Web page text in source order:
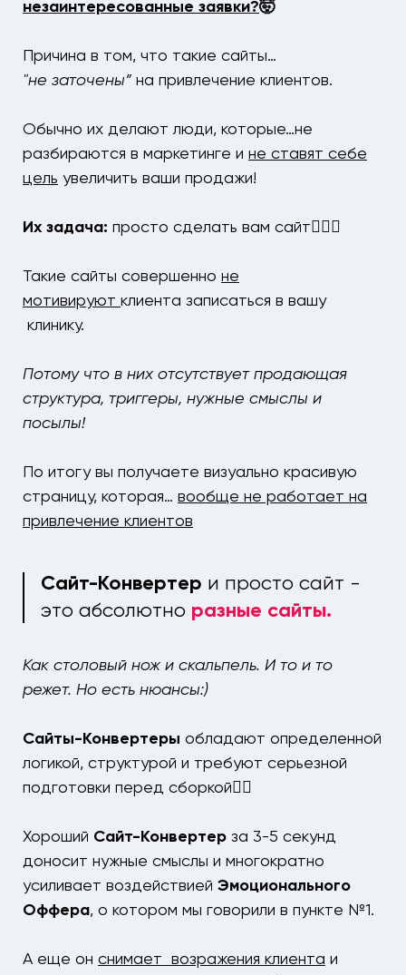
незаинтересованные заявки?🤯
Причина в том, что такие сайты…
"не заточены” на привлечение клиентов.
Обычно их делают люди, которые…не
разбираются в маркетинге и не ставят себе
цель увеличить ваши продажи!
Их задача: просто сделать вам сайт🤷🏻‍♂️
Такие сайты совершенно не
мотивируют клиента записаться в вашу
клинику.
Потому что в них отсутствует продающая
структура, триггеры, нужные смыслы и
посылы!
По итогу вы получаете визуально красивую
страницу, которая… вообще не работает на
привлечение клиентов
Cайт-Конвертер и просто сайт -
это абсолютно разные сайты.
Как столовый нож и скальпель. И то и то
режет. Но есть нюансы:)
Cайты-Конвертеры обладают определенной
логикой, структурой и требуют серьезной
подготовки перед сборкой👌🏻
Хороший Сайт-Конвертер за 3-5 секунд
доносит нужные смыслы и многократно
усиливает воздействией Эмоционального
Оффера, о котором мы говорили в пункте №1.
А еще он снимает возражения клиента и